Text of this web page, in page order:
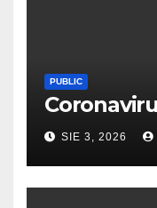
PUBLIC
SIE 3, 2026